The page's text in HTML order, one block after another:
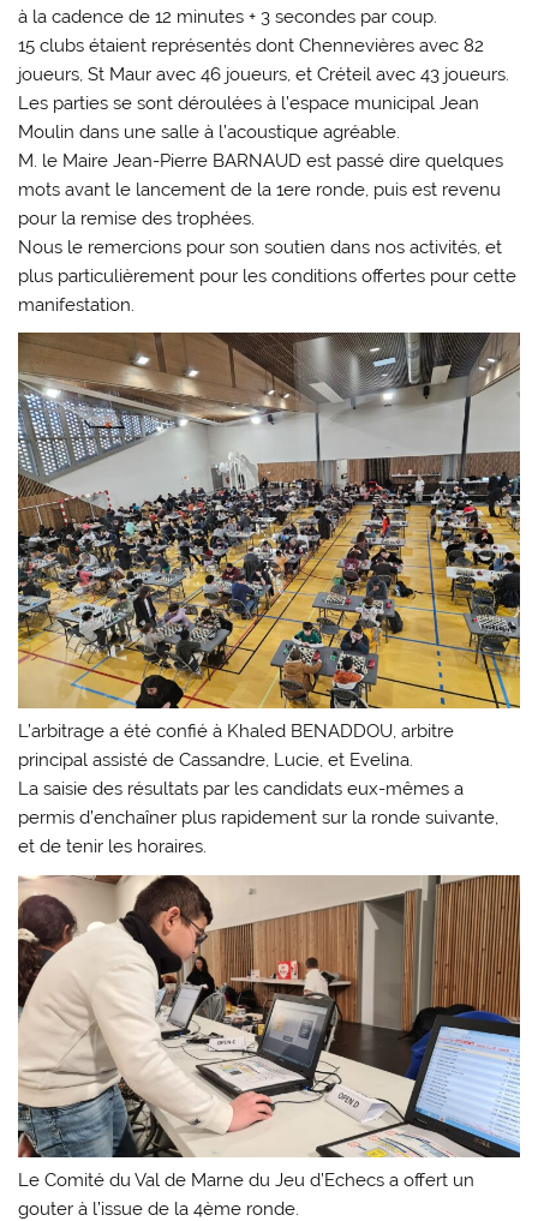
à la cadence de 12 minutes + 3 secondes par coup.
15 clubs étaient représentés dont Chennevières avec 82
joueurs, St Maur avec 46 joueurs, et Créteil avec 43 joueurs.
Les parties se sont déroulées à l’espace municipal Jean
Moulin dans une salle à l’acoustique agréable.
M. le Maire Jean-Pierre BARNAUD est passé dire quelques
mots avant le lancement de la 1ere ronde, puis est revenu
pour la remise des trophées.
Nous le remercions pour son soutien dans nos activités, et
plus particulièrement pour les conditions offertes pour cette
manifestation.
L’arbitrage a été confié à Khaled BENADDOU, arbitre
principal assisté de Cassandre, Lucie, et Evelina.
La saisie des résultats par les candidats eux-mêmes a
permis d’enchaîner plus rapidement sur la ronde suivante,
et de tenir les horaires.
Le Comité du Val de Marne du Jeu d’Echecs a offert un
gouter à l’issue de la 4ème ronde.